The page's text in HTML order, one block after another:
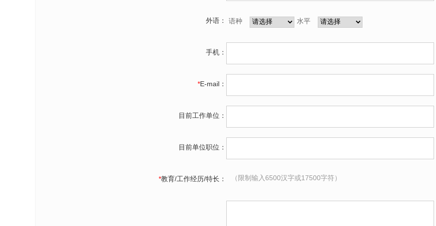
外语： 语种 水平
手机：
*E-mail：
目前工作单位：
目前单位职位：
*教育/工作经历/特长： （限制输入6500汉字或17500字符）